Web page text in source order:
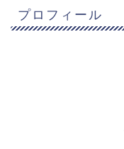
プロフィール